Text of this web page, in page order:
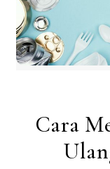
Cara